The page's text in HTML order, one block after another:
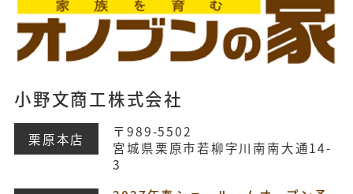
小野文商工株式会社
栗原本店
〒989-5502
宮城県栗原市若柳字川南南大通14-
3